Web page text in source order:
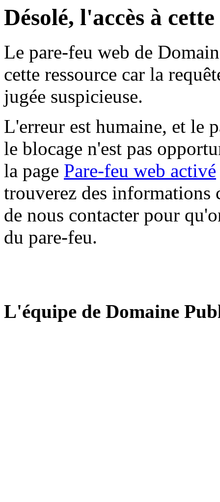
Désolé, l'accès à
Le pare-feu web de
cette ressource car la
jugée suspicieuse.
L'erreur est humaine, et le
le blocage n'est pas
la page Pare-feu web activé
trouverez des informations
de nous contacter pour
du pare-feu.
L'équipe de Domaine